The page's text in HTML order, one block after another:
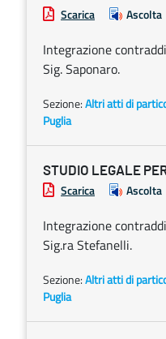
Scarica Ascolta
Integrazione
Sig. Saponaro.
Sezione:Altri atti di
Puglia
STUDIO LEGALE
Scarica Ascolta
Integrazione
Sig.ra Stefanelli.
Sezione:Altri atti di
Puglia